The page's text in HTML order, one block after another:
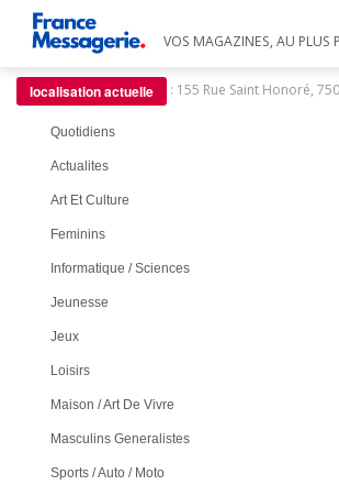
VOS MAGAZINES, AU PLUS
localisation actuelle : 155 Rue Saint Honoré,
Quotidiens
Actualites
Art Et Culture
Feminins
Informatique / Sciences
Jeunesse
Jeux
Loisirs
Maison / Art De Vivre
Masculins Generalistes
Sports / Auto / Moto